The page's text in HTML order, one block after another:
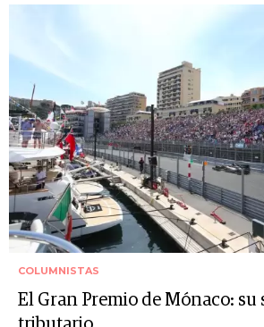
COLUMNISTAS
El Gran Premio de Mónaco: su